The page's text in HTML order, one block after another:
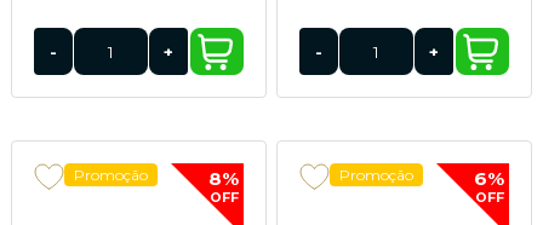
- + - +
Promoção 8%
OFF
Promoção 6%
OFF